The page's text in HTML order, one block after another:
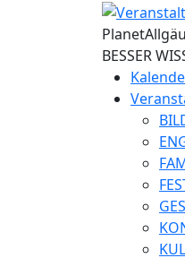
Direkt zum Inhalt
PlanetAllgäu
BESSER